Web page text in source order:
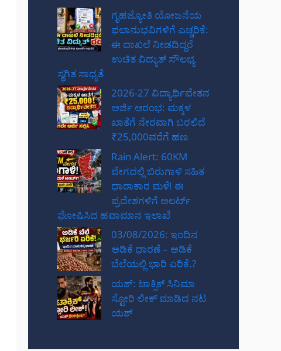
ಗೃಹಜ್ಯೋತಿ ಯೋಜನೆಯ
ಫಲಾನುಭವಿಗಳಿಗೆ ಎಚ್ಚರಿಕೆ:
ಈ ದಾಖಲೆ ನೀಡದಿದ್ದರೆ
ಉಚಿತ ವಿದ್ಯುತ್ ಸೌಲಭ್ಯ
ಸ್ಥಗಿತ ಸಾಧ್ಯತೆ
2026-27 ವಿದ್ಯಾರ್ಥಿವೇತನ
ಅರ್ಜಿ ಆರಂಭ: ಮಕ್ಕಳ
ಖಾತೆಗೆ ನೇರವಾಗಿ ಬರಲಿದೆ
₹25,000ವರೆಗೆ ಹಣ
Rain Alert: 60KM
ವೇಗದಲ್ಲಿ ಬಿರುಗಾಳಿ ಸಹಿತ
ಧಾರಾಕಾರ ಮಳೆ! ಈ
ಪ್ರದೇಶಗಳಿಗೆ ಅಲರ್ಟ್
ಘೋಷಿಸಿದ ಹವಾಮಾನ ಇಲಾಖೆ
03/08/2026: ಇಂದಿನ
ಅಡಿಕೆ ಧಾರಣೆ – ಅಡಿಕೆ
ಬೆಲೆಯಲ್ಲಿ ಭಾರಿ ಏರಿಕೆ.?
ಯಶ್: ಟಾಕ್ಸಿಕ್ ಸಿನಿಮಾ
ಸ್ಟೋರಿ ಲೀಕ್ ಮಾಡಿದ ನಟ‌
ಯಶ್